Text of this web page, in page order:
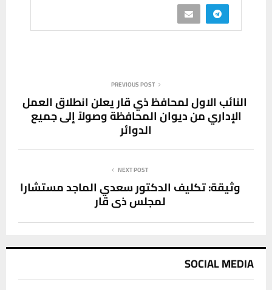
PREVIOUS POST
النائب الاول لمحافظ ذي قار يعلن انطلاق العمل
الإداري من ديوان المحافظة وصولاً إلى جميع
الدوائر
NEXT POST
وثيقة: تكليف الدكتور سعدي الماجد مستشارا
لمجلس ذي قار
SOCIAL MEDIA